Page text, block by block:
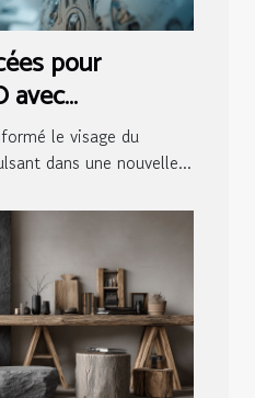
pour
avec
le visage du
dans une nouvelle...